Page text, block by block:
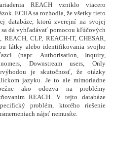
REACH vzniklo viacero
ECHA sa rozhodla, že všetky tieto
databáze, ktorú zverejní na svojej
dá vyhľadávať pomocou kľúčových
CLP, REACH-IT, CHESAR,
látky alebo identifikovania svojho
(napr. Authorisation, Inquiry,
Downstream users, Only
je skutočnosť, že otázky
jazyku. Je to ale mimoriadne
ako odozva na problémy
REACH. V tejto databáze
problém, ktorého riešenie
nájsť nemusíte.